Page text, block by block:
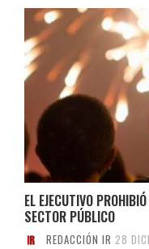
EL EJECUTIVO
SECTOR PÚBLICO
REDACCIÓN IR 28